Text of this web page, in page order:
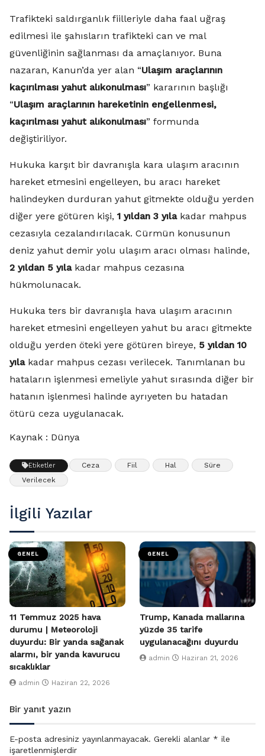
Trafikteki saldırganlık fiilleriyle daha faal uğraş
edilmesi ile şahısların trafikteki can ve mal
güvenliğinin sağlanması da amaçlanıyor. Buna
nazaran, Kanun’da yer alan “Ulaşım araçlarının
kaçırılması yahut alıkonulması” kararının başlığı
“Ulaşım araçlarının hareketinin engellenmesi,
kaçırılması yahut alıkonulması” formunda
değiştiriliyor.
Hukuka karşıt bir davranışla kara ulaşım aracının
hareket etmesini engelleyen, bu aracı hareket
halindeyken durduran yahut gitmekte olduğu yerden
diğer yere götüren kişi, 1 yıldan 3 yılakadar mahpus
cezasıyla cezalandırılacak. Cürmün konusunun
deniz yahut demir yolu ulaşım aracı olması halinde,
2 yıldan 5 yılakadar mahpus cezasına
hükmolunacak.
Hukuka ters bir davranışla hava ulaşım aracının
hareket etmesini engelleyen yahut bu aracı gitmekte
olduğu yerden öteki yere götüren bireye, 5 yıldan 10
yılakadar mahpus cezası verilecek. Tanımlanan bu
hataların işlenmesi emeliyle yahut sırasında diğer bir
hatanın işlenmesi halinde ayrıyeten bu hatadan
ötürü ceza uygulanacak.
Kaynak : Dünya
Etiketler Ceza Fiil Hal
Süre
Verilecek
İlgili Yazılar
GENEL
11 Temmuz 2025 hava
durumu | Meteoroloji
duyurdu: Bir yanda sağanak
alarmı, bir yanda kavurucu
sıcaklıklar
admin Haziran 22, 2026
GENEL
Trump, Kanada mallarına
yüzde 35 tarife
uygulanacağını duyurdu
admin Haziran 21, 2026
Bir yanıt yazın
E-posta adresiniz yayınlanmayacak. Gerekli alanlar * ile
işaretlenmişlerdir